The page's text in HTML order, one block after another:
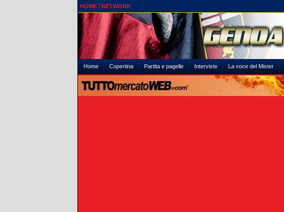
HOME NETWORK
Home Copertina Partita e pagelle Interviste La voce del Mister